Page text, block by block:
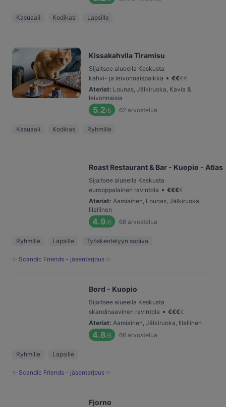
Kasuaali Kodikas Lapsille
Kissakahvila Tiramisu
Sijaitsee alueella Keskusta
kahvi- ja leivonnaispaikka • €€€€
Ateriat: Lounas, Jälkiruoka, Kavia &
leivonnaisia
5.2/6 62 arvostelua
Kasuaali Kodikas Ryhmille
Roast Restaurant & Bar - Kuopio - Atlas
Sijaitsee alueella Keskusta
eurooppalainen ravintola • €€€€
Ateriat: Aamiainen, Lounas, Jälkiruoka,
Illallinen
4.9/6 68 arvostelua
Ryhmille Lapsille Työskentelyyn sopiva
✨ Scandic Friends - jäsentarjous ✨
Bord - Kuopio
Sijaitsee alueella Keskusta
skandinaavinen ravintola • €€€€
Ateriat: Aamiainen, Jälkiruoka, Illallinen
4.8/6 66 arvostelua
Ryhmille Lapsille
✨ Scandic Friends - jäsentarjous ✨
Fjorno